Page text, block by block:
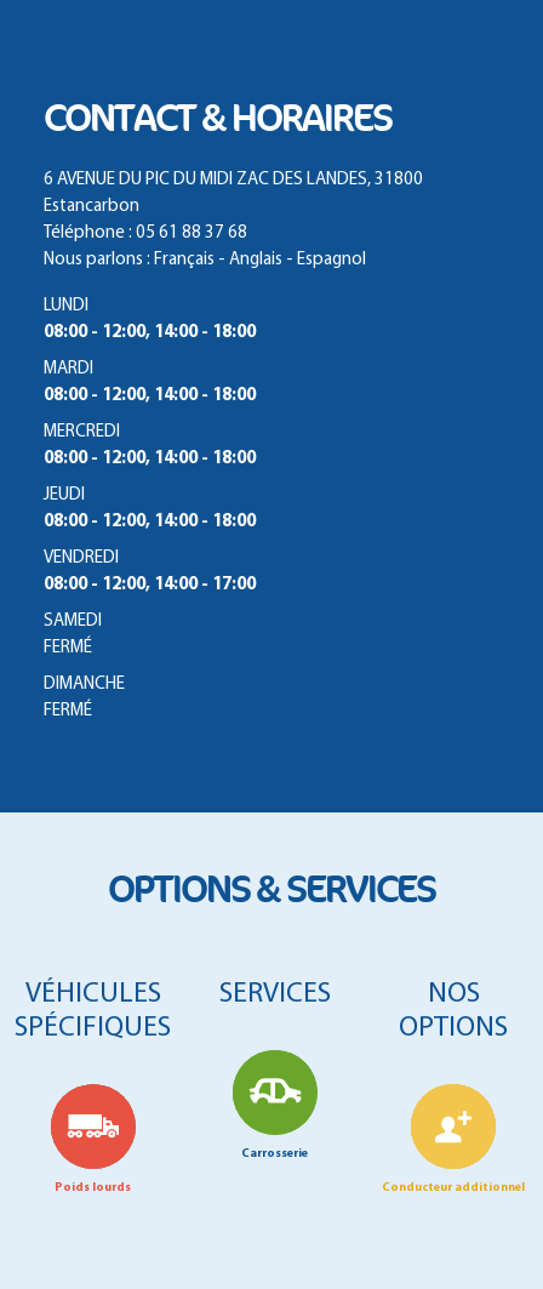
CONTACT & HORAIRES
6 AVENUE DU PIC DU MIDI ZAC DES LANDES, 31800
Estancarbon
Téléphone : 05 61 88 37 68
Nous parlons : Français - Anglais - Espagnol
LUNDI
08:00 - 12:00, 14:00 - 18:00
MARDI
08:00 - 12:00, 14:00 - 18:00
MERCREDI
08:00 - 12:00, 14:00 - 18:00
JEUDI
08:00 - 12:00, 14:00 - 18:00
VENDREDI
08:00 - 12:00, 14:00 - 17:00
SAMEDI
FERMÉ
DIMANCHE
FERMÉ
OPTIONS & SERVICES
VÉHICULES
SPÉCIFIQUES
Poids lourds
SERVICES
Carrosserie
NOS
OPTIONS
Conducteur additionnel